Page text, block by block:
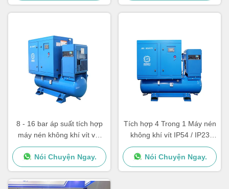
8 - 16 bar áp suất tích hợp
máy nén không khí vít với
cấu hình di động
Nói Chuyện Ngay.
Tích hợp 4 Trong 1 Máy nén
không khí vít IP54 / IP23
Máy nén không khí 16bar
cho máy cắt laser
Nói Chuyện Ngay.